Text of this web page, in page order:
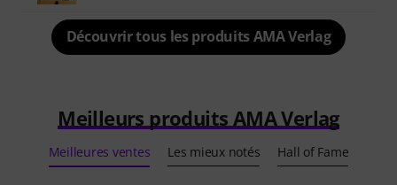
Découvrir tous les produits AMA Verlag
Meilleurs produits AMA Verlag
Meilleures ventes Les mieux notés Hall of Fame